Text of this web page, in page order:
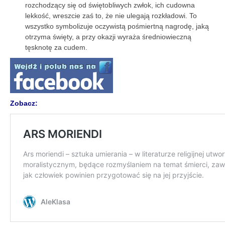
rozchodzący się od świętobliwych zwłok, ich cudowna
lekkość, wreszcie zaś to, że nie ulegają rozkładowi. To
wszystko symbolizuje oczywistą pośmiertną nagrodę, jaką
otrzyma święty, a przy okazji wyraża średniowieczną
tęsknotę za cudem.
Zobacz: